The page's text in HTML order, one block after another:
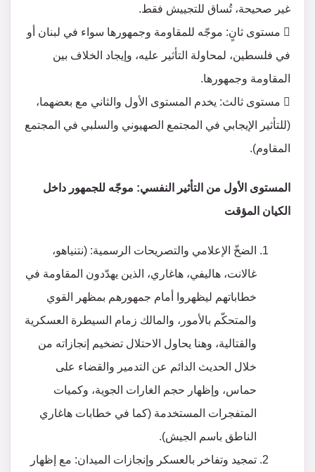
غير صحيحة، تُساق للتجييش فقط.
 مستوى ثانٍ: موجّه للمقاومة وجمهورها سواء في لبنان أو
في فلسطين، لمحاولة التأثير عليه، وإيجاد الخلاف بين
المقاومة وجمهورها.
 مستوى ثالث: يخدم المستوى الأول والثاني مع بعضهما،
(للتأثير الإيجابي في المجتمع الصهيوني والسلبي في المجتمع
المقاوم).
المستوى الأول من التأثير النفسي: موجّه للجمهور داخل
الكيان المؤقت
الضخّ الإعلامي والتصريحات الرسمية: (نتنياهو،
غالانت، هاليفي، هاغاري، الذين يهدّدون المقاومة في
خطاباتهم ليظهروا أمام جمهورهم بمظهر القوي
والمتحكّم بالأمور، والمالك زمام السيطرة العسكرية
والقتالية، وهنا يحاول الاحتلال تضخيم إنجازاته من
خلال الحديث الدائم عن التدمير والقضاء على
حماس، وإظهار حجم الغارات الجوية، وكميات
المتفجرات المستخدمة (كما في خطابات هاغاري
الناطق باسم الجيش).
تمجيد وتفاخر بالعسكر وإنجازات الميدان: مع إظهار